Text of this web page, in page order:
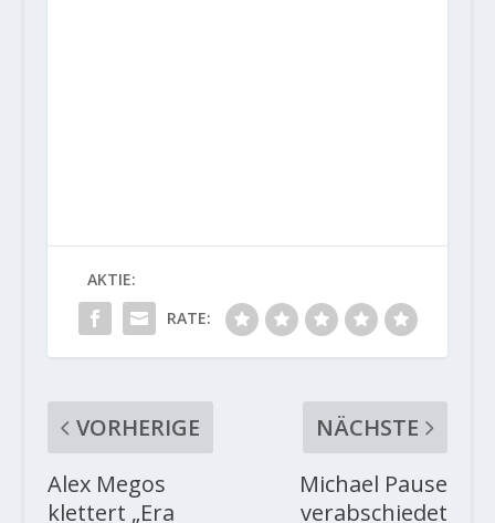
AKTIE:
RATE:
VORHERIGE
Alex Megos
klettert „Era
NÄCHSTE
Michael Pause
verabschiedet